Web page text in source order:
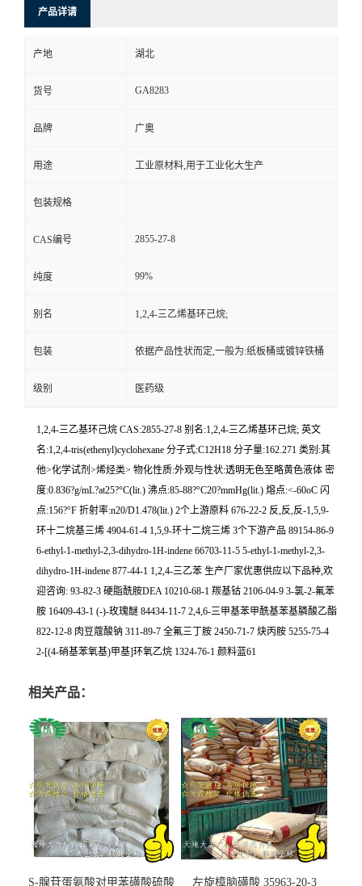
产品详请
产地 湖北
货号 GA8283
品牌 广奥
用途 工业原材料,用于工业化大生产
包装规格
CAS编号 2855-27-8
纯度 99%
别名 1,2,4-三乙烯基环己烷;
包装 依据产品性状而定,一般为:纸板桶或镀锌铁桶
级别 医药级
1,2,4-三乙基环己烷 CAS:2855-27-8 别名:1,2,4-三乙烯基环己烷; 英文
名:1,2,4-tris(ethenyl)cyclohexane 分子式:C12H18 分子量:162.271 类别:其
他>化学试剂>烯烃类> 物化性质:外观与性状:透明无色至略黄色液体 密
度:0.836?g/mL?at25?°C(lit.) 沸点:85-88?°C20?mmHg(lit.) 熔点:<-60oC 闪
点:156?°F 折射率:n20/D1.478(lit.) 2个上游原料 676-22-2 反,反,反-1,5,9-
环十二烷基三烯 4904-61-4 1,5,9-环十二烷三烯 3个下游产品 89154-86-9
6-ethyl-1-methyl-2,3-dihydro-1H-indene 66703-11-5 5-ethyl-1-methyl-2,3-
dihydro-1H-indene 877-44-1 1,2,4-三乙苯 生产厂家优惠供应以下品种,欢
迎咨询: 93-82-3 硬脂酰胺DEA 10210-68-1 羰基钴 2106-04-9 3-氯-2-氟苯
胺 16409-43-1 (-)-玫瑰醚 84434-11-7 2,4,6-三甲基苯甲酰基苯基膦酸乙酯
822-12-8 肉豆蔻酸钠 311-89-7 全氟三丁胺 2450-71-7 炔丙胺 5255-75-4
2-[(4-硝基苯氧基)甲基]环氧乙烷 1324-76-1 颜料蓝61
相关产品：
S-腺苷蛋氨酸对甲苯磺酸硫酸 左旋樟脑磺酸 35963-20-3